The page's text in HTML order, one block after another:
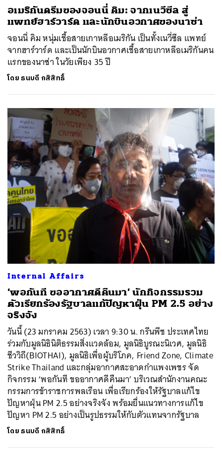
อเมริกันดรีมของจอนนี่ คิม: จากเนวีซีล สู่
แพทย์ฮาร์วาร์ด และนักบินอวกาศของนาซ่า
จอนนี่ คิม หนุ่มเชื้อสายเกาหลีอเมริกัน เป็นทั้งเนวี่ซีล แพทย์
จากฮาร์วาร์ด และเป็นนักบินอวกาศเชื้อสายเกาหลีอเมริกันคน
แรกของนาซ่า ในวัยเพียง 35 ปี
โดย ธนบดี กสิสิทธิ์
Internal Affairs
‘พอกันที ขออากาศดีคืนมา’ นักกิจกรรมรวม
ตัวเรียกร้องรัฐบาลแก้ปัญหาฝุ่น PM 2.5 อย่าง
จริงจัง
วันนี้ (23 มกราคม 2563) เวลา 9:30 น. กรีนพีช ประเทศไทย
ร่วมกับมูลนิธินิติธรรมสิ่งแวดล้อม, มูลนิธิบูรณะนิเวศ, มูลนิธิ
ชีววิถี(BIOTHAI), มูลนิธิเพื่อผู้บริโภค, Friend Zone, Climate
Strike Thailand และกลุ่มอากาศสะอาดกำแพงเพชร จัด
กิจกรรม ‘พอกันที ขออากาศดีคืนมา’ บริเวณสำนักงานคณะ
กรรมการข้าราชการพลเรือน เพื่อเรียกร้องให้รัฐบาลแก้ไข
ปัญหาฝุ่น PM 2.5 อย่างจริงจัง พร้อมยื่นแนวทางการแก้ไข
ปัญหา PM 2.5 อย่างเป็นรูปธรรมให้กับตัวแทนจากรัฐบาล
โดย ธนบดี กสิสิทธิ์